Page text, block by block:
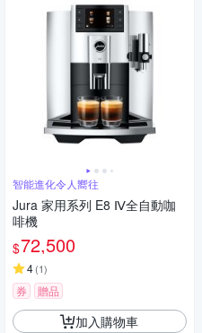
智能進化令人嚮往
Jura 家用系列 E8 Ⅳ全自動咖
啡機
$72,500
4(1)
券 贈品
加入購物車